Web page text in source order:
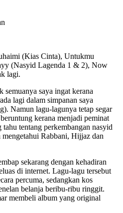
(Kias Cinta), Untukmu
(Nasyid Lagenda 1 & 2), Now
lagi.
saya ingat kerana
lagi dalam simpanan saya
Namun lagu-lagunya tetap segar
kerana menjadi peminat
tentang perkembangan nasyid
Rabbani, Hijjaz dan
sekarang dengan kehadiran
di internet. Lagu-lagu tersebut
percuma, sedangkan kos
belanja beribu-ribu ringgit.
membeli album yang original